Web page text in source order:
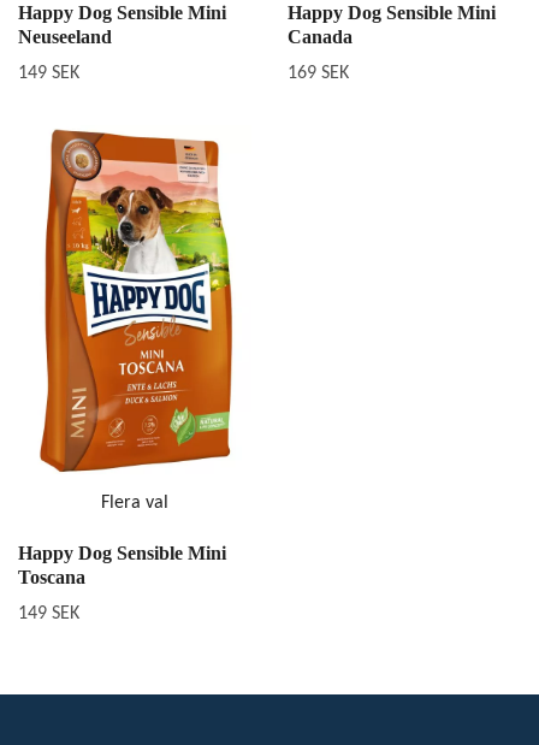
Happy Dog Sensible Mini
Neuseeland
149 SEK
Happy Dog Sensible Mini
Canada
169 SEK
Flera val
Happy Dog Sensible Mini
Toscana
149 SEK